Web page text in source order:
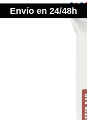
Envío en 24/48h